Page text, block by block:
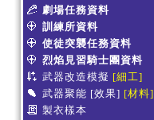
劇場任務資料
訓練所資料
使徒突襲任務資料
烈焰見習騎士團資料
武器改造模擬 [細工]
武器聚能 [效果] [材料]
製衣樣本